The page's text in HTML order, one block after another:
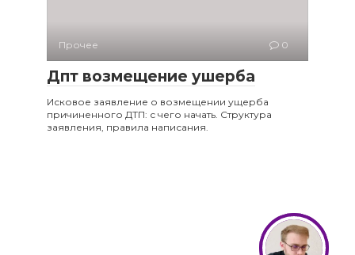
Прочее 0
Дпт возмещение ушерба
Исковое заявление о возмещении ущерба
причиненного ДТП: с чего начать. Структура
заявления, правила написания.